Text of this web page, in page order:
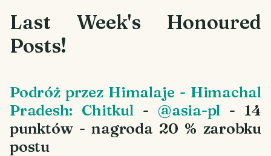
Last Week's Honoured
Posts!
Podróż przez Himalaje - Himachal
Pradesh: Chitkul -@asia-pl - 14
punktów - nagroda 20 % zarobku
postu